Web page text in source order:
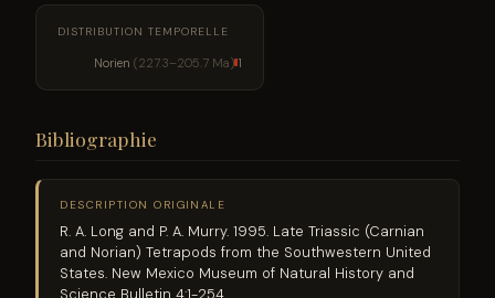
DISTRIBUTION TEMPORELLE
Norien (227.3–205.7 Ma) 1
Bibliographie
DESCRIPTION ORIGINALE
R. A. Long and P. A. Murry. 1995. Late Triassic (Carnian
and Norian) Tetrapods from the Southwestern United
States. New Mexico Museum of Natural History and